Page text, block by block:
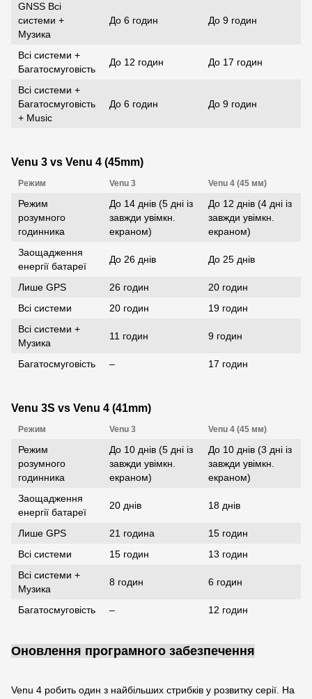
GNSS Всі
системи +
Музика
До 6 годин До 9 годин
Всі системи +
Багатосмуговість
До 12 годин До 17 годин
Всі системи +
Багатосмуговість
+ Music
До 6 годин До 9 годин
Venu 3 vs Venu 4 (45mm)
Режим Venu 3 Venu 4 (45 мм)
Режим
розумного
годинника
До 14 днів (5 дні із
завжди увімкн.
екраном)
До 12 днів (4 дні із
завжди увімкн.
екраном)
Заощадження
енергії батареї
До 26 днів До 25 днів
Лише GPS 26 годин
20 годин
Всі системи
20 годин
19 годин
Всі системи +
Музика
11 годин 9 годин
Багатосмуговість – 17 годин
Venu 3S vs Venu 4 (41mm)
Режим Venu 3 Venu 4 (45 мм)
Режим
розумного
годинника
До 10 днів (5 дні із
завжди увімкн.
екраном)
До 10 днів (3 дні із
завжди увімкн.
екраном)
Заощадження
енергії батареї
20 днів 18 днів
Лише GPS 21 година
15 годин
Всі системи
15 годин
13 годин
Всі системи +
Музика
8 годин 6 годин
Багатосмуговість – 12 годин
Оновлення програмного забезпечення
Venu 4 робить один з найбільших стрибків у розвитку серії. На